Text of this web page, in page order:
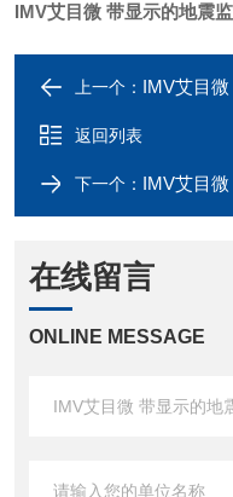
IMV艾目微 带显示的地震
上一个： IMV艾目
返回列表
下一个： IMV艾目微
在线留言
ONLINE MESSAGE